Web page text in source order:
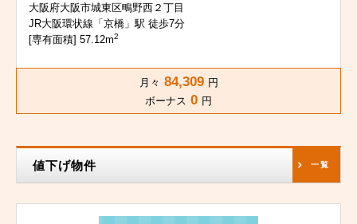
大阪府大阪市城東区鴫野西２丁目
JR大阪環状線「京橋」駅 徒歩7分
[専有面積] 57.12m2
月々 84,309 円
ボーナス 0 円
値下げ物件 一覧